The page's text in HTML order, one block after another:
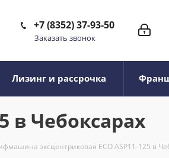
+7 (8352) 37-93-50
Заказать звонок
Лизинг и рассрочка
в Чебоксарах
эксцентриковая ECO ASP11-125 в